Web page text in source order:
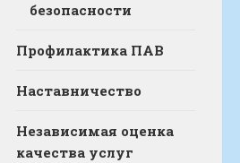
безопасности
Профилактика ПАВ
Наставничество
Независимая оценка
качества услуг